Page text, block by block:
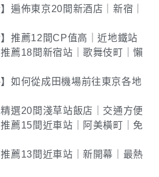
遍佈東京20間新酒店｜新宿｜
】推薦12間CP值高｜近地鐵站
薦18間新宿站｜歌舞伎町｜懶
如何從成田機場前往東京各地
選20間淺草站飯店｜交通方便
薦15間近車站｜阿美橫町｜免
薦13間近車站｜新開幕｜最熱